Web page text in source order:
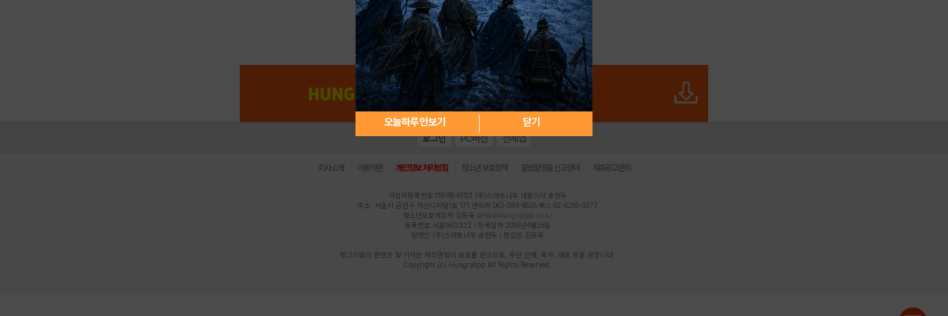
아이디 / 비밀번호 찾기 회원가입
오늘하루 안보기 닫기
로그인 PC버전 전체앱
회사소개 이용약관 개인정보 처리방침 청소년 보호정책 불법촬영물 신고센터 제휴광고문의
사업자등록번호:119-86-61101 (주)스마트나우 대표이사:송현두
주소: 서울시 금천구 가산디지털1로 171 연락처:063-284-8635 팩스:02-6265-0377
청소년보호책임자:김동욱 desk@hungryapp.co.kr
등록번호:서울아02322 | 등록일자:2016년4월25일
발행인:(주)스마트나우 송현두 | 편집인:김동욱
헝그리앱의 콘텐츠 및 기사는 저작권법의 보호를 받으므로, 무단 전재, 복사, 배포 등을 금합니다.
Copyright (c) HungryApp All Rights Reserved.